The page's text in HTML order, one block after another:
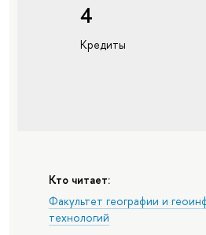
4
Кредиты
Кто читает:
Факультет географии и
технологий